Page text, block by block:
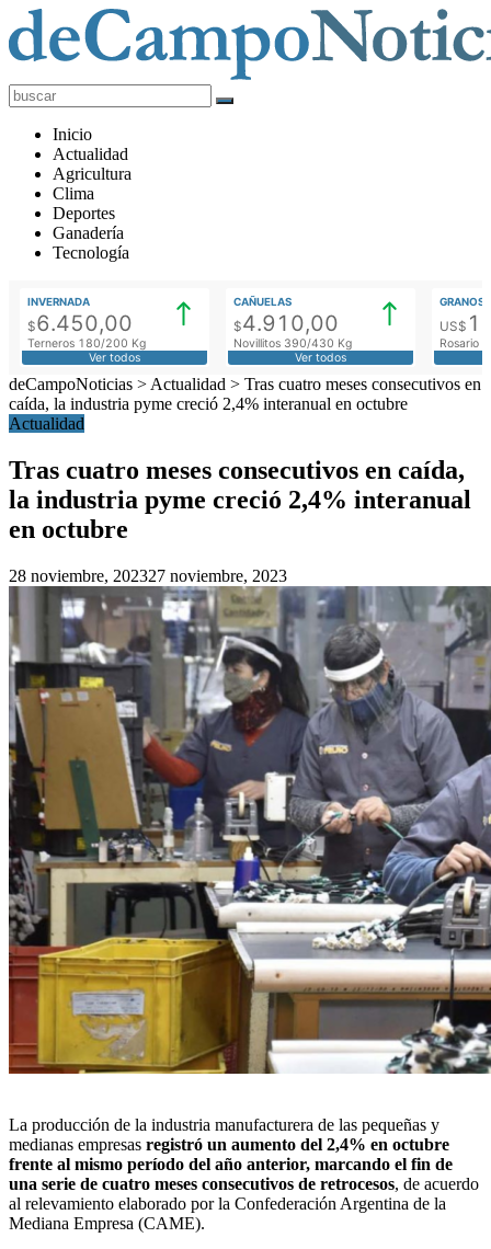
deCampoNoticias
Actualidad
Agropecuaria
Inicio
Actualidad
Agricultura
Clima
Deportes
Ganadería
Tecnología
INVERNADA
$6.450,00
Terneros 180/200 Kg
Ver todos
CAÑUELAS
$4.910,00
Novillitos 390/430 Kg
Ver todos
GRANOS
US$
Rosario
deCampoNoticias > Actualidad > Tras cuatro meses consecutivos en
caída, la industria pyme creció 2,4% interanual en octubre
Actualidad
Tras cuatro meses consecutivos en caída,
la industria pyme creció 2,4% interanual
en octubre
28 noviembre, 202327 noviembre, 2023
La producción de la industria manufacturera de las pequeñas y
medianas empresas registró un aumento del 2,4% en octubre
frente al mismo período del año anterior, marcando el fin de
una serie de cuatro meses consecutivos de retrocesos, de acuerdo
al relevamiento elaborado por la Confederación Argentina de la
Mediana Empresa (CAME).